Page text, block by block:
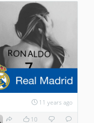
11 years ago
10